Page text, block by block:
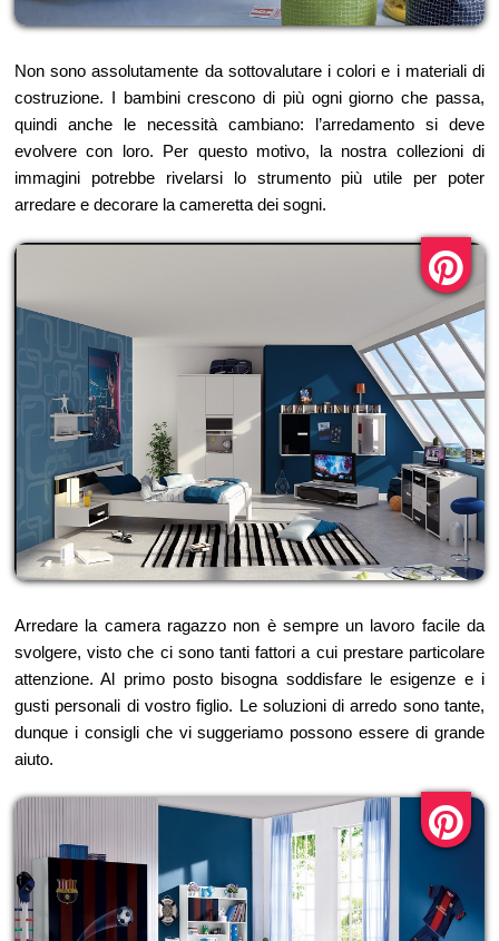
Non sono assolutamente da sottovalutare i colori e i materiali di
costruzione. I bambini crescono di più ogni giorno che passa,
quindi anche le necessità cambiano: l’arredamento si deve
evolvere con loro. Per questo motivo, la nostra collezioni di
immagini potrebbe rivelarsi lo strumento più utile per poter
arredare e decorare la cameretta dei sogni.
Arredare la camera ragazzo non è sempre un lavoro facile da
svolgere, visto che ci sono tanti fattori a cui prestare particolare
attenzione. Al primo posto bisogna soddisfare le esigenze e i
gusti personali di vostro figlio. Le soluzioni di arredo sono tante,
dunque i consigli che vi suggeriamo possono essere di grande
aiuto.